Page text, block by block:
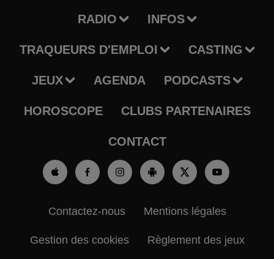
RADIO INFOS
TRAQUEURS D'EMPLOI CASTING
JEUX AGENDA PODCASTS
HOROSCOPE CLUBS PARTENAIRES
CONTACT
Contactez-nous Mentions légales
Gestion des cookies Règlement des jeux